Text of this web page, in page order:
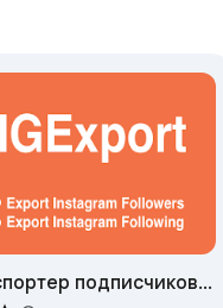
подписчиков